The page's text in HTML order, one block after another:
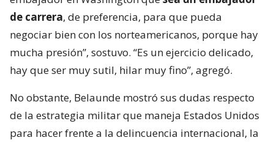
de carrera, de preferencia, para que pueda
negociar bien con los norteamericanos, porque hay
mucha presión”, sostuvo. “Es un ejercicio delicado,
hay que ser muy sutil, hilar muy fino”, agregó.
No obstante, Belaunde mostró sus dudas respecto
de la estrategia militar que maneja Estados Unidos
para hacer frente a la delincuencia internacional, la